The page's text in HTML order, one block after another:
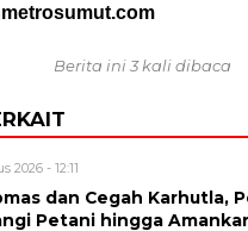
Berita ini 3 kali dibaca
2026 - 12:11
dan Cegah Karhutla,
Petani hingga